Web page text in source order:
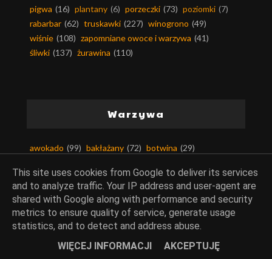
pigwa (16) plantany (6) porzeczki (73) poziomki (7)
rabarbar (62) truskawki (227) winogrono (49)
wiśnie (108) zapomniane owoce i warzywa (41)
śliwki (137) żurawina (110)
Warzywa
awokado (99) bakłażany (72) botwina (29)
chrzan (66) cukinia-kabaczek (251) czosnek (1464)
dynia (262) fasola (203) fasola szparagowa (40)
groch (172) grzyby (585) imbir (72) jarmuż (12)
kalafior
(95) kalarepa (29) kapary (8) kapusty
(408)
komosa ryżowa (3) kukurydza (124)
This site uses cookies from Google to deliver its services
and to analyze traffic. Your IP address and user-agent are
shared with Google along with performance and security
metrics to ensure quality of service, generate usage
statistics, and to detect and address abuse.
WIĘCEJ INFORMACJI
AKCEPTUJĘ